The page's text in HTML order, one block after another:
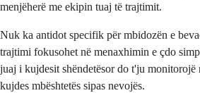
menjëherë me ekipin tuaj të trajtimit.
Nuk ka antidot specifik për mbidozën e
trajtimi fokusohet në menaxhimin e çdo
juaj i kujdesit shëndetësor do t'ju monitorojë
kujdes mbështetës sipas nevojës.